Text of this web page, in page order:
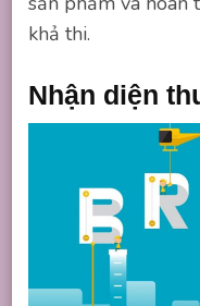
khả thi.
Nhận diện